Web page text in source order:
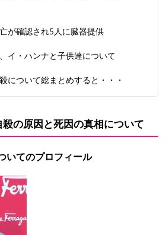
が確認され5人に臓器提供
イ・ハンナと子供達について
について総まとめすると・・・
の原因と死因の真相について
いてのプロフィール